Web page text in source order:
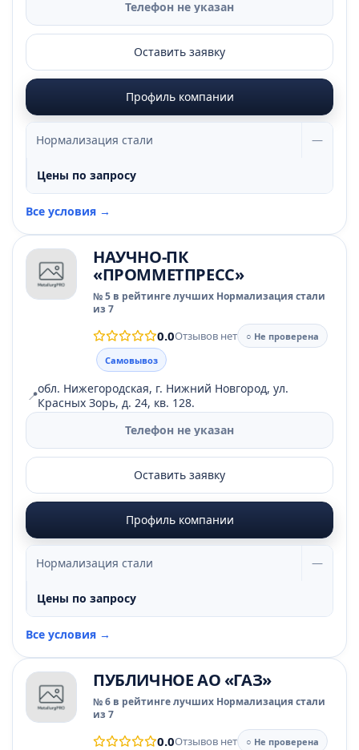
Телефон не указан
Оставить заявку
Профиль компании
Нормализация стали —
Цены по запросу
Все условия →
НАУЧНО-ПК
«ПРОММЕТПРЕСС»
№ 5 в рейтинге лучших Нормализация стали
из 7
0.0Отзывов нет
○ Не проверена
Самовывоз
📍обл. Нижегородская, г. Нижний Новгород, ул.
Красных Зорь, д. 24, кв. 128.
Телефон не указан
Оставить заявку
Профиль компании
Нормализация стали —
Цены по запросу
Все условия →
ПУБЛИЧНОЕ АО «ГАЗ»
№ 6 в рейтинге лучших Нормализация стали
из 7
0.0Отзывов нет
○ Не проверена